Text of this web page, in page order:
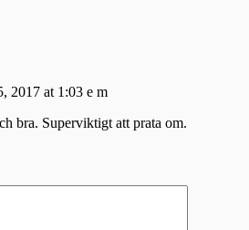
2017 at 1:03 e m
bra. Superviktigt att prata om.